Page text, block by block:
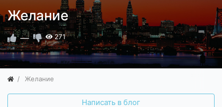
Желание
— 271
Желание
Написать в блог